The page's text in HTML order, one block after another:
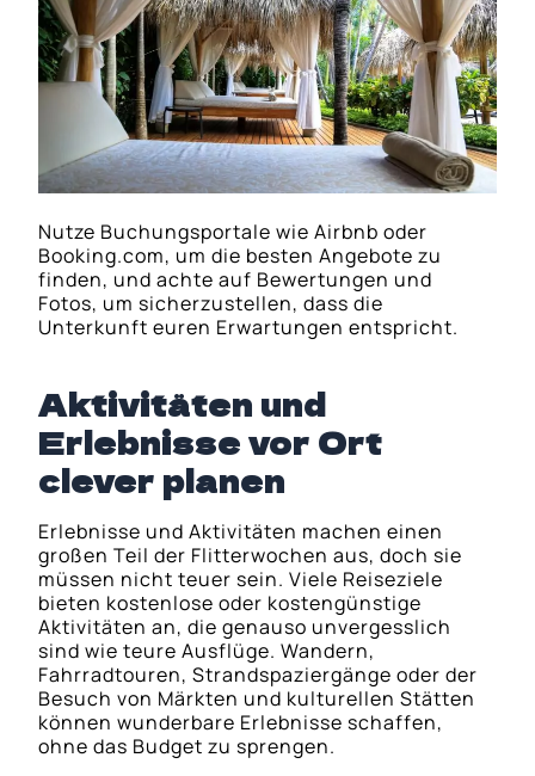
Nutze Buchungsportale wie Airbnb oder
Booking.com, um die besten Angebote zu
finden, und achte auf Bewertungen und
Fotos, um sicherzustellen, dass die
Unterkunft euren Erwartungen entspricht.
Aktivitäten und
Erlebnisse vor Ort
clever planen
Erlebnisse und Aktivitäten machen einen
großen Teil der Flitterwochen aus, doch sie
müssen nicht teuer sein. Viele Reiseziele
bieten kostenlose oder kostengünstige
Aktivitäten an, die genauso unvergesslich
sind wie teure Ausflüge. Wandern,
Fahrradtouren, Strandspaziergänge oder der
Besuch von Märkten und kulturellen Stätten
können wunderbare Erlebnisse schaffen,
ohne das Budget zu sprengen.